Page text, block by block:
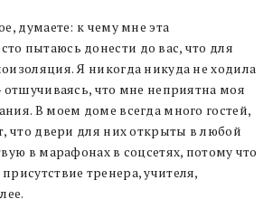
думаете: к чему мне эта
пытаюсь донести до вас, что для
Я никогда никуда не ходила
отшучиваясь, что мне неприятна моя
В моем доме всегда много гостей,
что двери для них открыты в любой
в марафонах в соцсетях, потому что
тренера, учителя,